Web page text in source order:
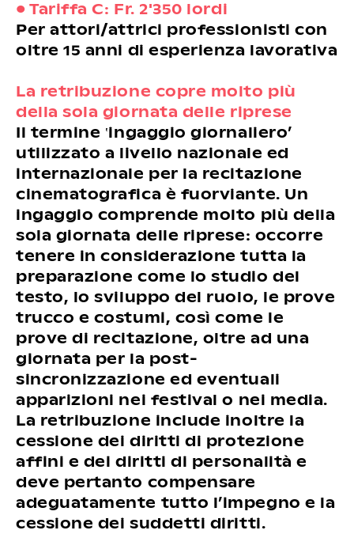
• Tariffa C: Fr. 2'350 lordi
Per attori/attrici professionisti con
oltre 15 anni di esperienza lavorativa
La retribuzione copre molto più
della sola giornata delle riprese
Il termine ‛ingaggio giornaliero’
utilizzato a livello nazionale ed
internazionale per la recitazione
cinematografica è fuorviante. Un
ingaggio comprende molto più della
sola giornata delle riprese: occorre
tenere in considerazione tutta la
preparazione come lo studio del
testo, lo sviluppo del ruolo, le prove
trucco e costumi, così come le
prove di recitazione, oltre ad una
giornata per la post-
sincronizzazione ed eventuali
apparizioni nei festival o nei media.
La retribuzione include inoltre la
cessione dei diritti di protezione
affini e dei diritti di personalità e
deve pertanto compensare
adeguatamente tutto l’impegno e la
cessione dei suddetti diritti.